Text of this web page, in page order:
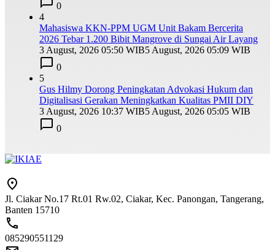
0
4
Mahasiswa KKN-PPM UGM Unit Bakam Bercerita
2026 Tebar 1.200 Bibit Mangrove di Sungai Air Layang
3 August, 2026 05:50 WIB5 August, 2026 05:09 WIB
0
5
Gus Hilmy Dorong Peningkatan Advokasi Hukum dan
Digitalisasi Gerakan Meningkatkan Kualitas PMII DIY
3 August, 2026 10:37 WIB5 August, 2026 05:05 WIB
0
Jl. Ciakar No.17 Rt.01 Rw.02, Ciakar, Kec. Panongan, Tangerang,
Banten 15710
085290551129